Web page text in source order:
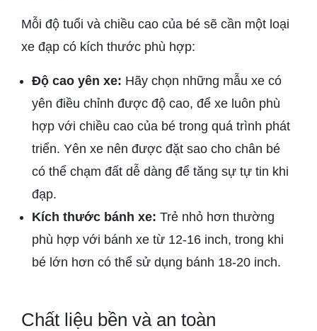
Mỗi độ tuổi và chiều cao của bé sẽ cần một loại
xe đạp có kích thước phù hợp:
Độ cao yên xe: Hãy chọn những mẫu xe có
yên điều chỉnh được độ cao, để xe luôn phù
hợp với chiều cao của bé trong quá trình phát
triển. Yên xe nên được đặt sao cho chân bé
có thể chạm đất dễ dàng để tăng sự tự tin khi
đạp.
Kích thước bánh xe: Trẻ nhỏ hơn thường
phù hợp với bánh xe từ 12-16 inch, trong khi
bé lớn hơn có thể sử dụng bánh 18-20 inch.
Chất liệu bền và an toàn